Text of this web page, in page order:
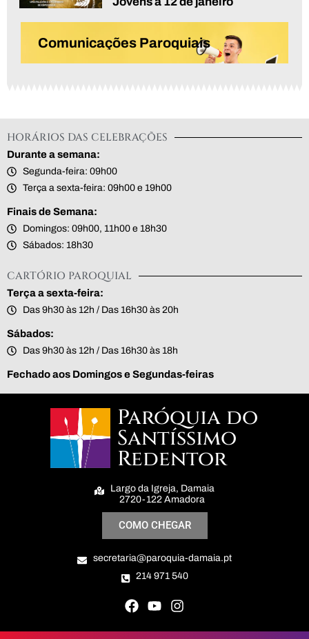
Comunicações Paroquiais
HORÁRIOS DAS CELEBRAÇÕES
Durante a semana:
Segunda-feira: 09h00
Terça a sexta-feira: 09h00 e 19h00
Finais de Semana:
Domingos: 09h00, 11h00 e 18h30
Sábados: 18h30
CARTÓRIO PAROQUIAL
Terça a sexta-feira:
Das 9h30 às 12h / Das 16h30 às 20h
Sábados:
Das 9h30 às 12h / Das 16h30 às 18h
Fechado aos Domingos e Segundas-feiras
Paróquia do
Santíssimo
Redentor
Largo da Igreja, Damaia
2720-122 Amadora
COMO CHEGAR
secretaria@paroquia-damaia.pt
214 971 540